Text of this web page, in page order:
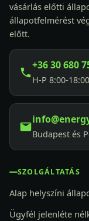
vásárlás előtti
állapotfelmérést
előtt.
+36 30 680
H-P 8:00-
Budapest és
SZOLGÁLTATÁS
Alap helyszíni
Ügyfél jelenléte